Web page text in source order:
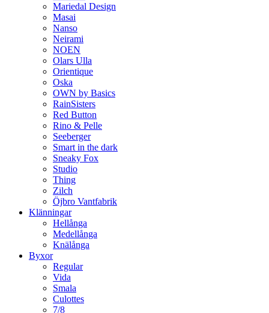
Mariedal Design
Masai
Nanso
Neirami
NOEN
Olars Ulla
Orientique
Oska
OWN by Basics
RainSisters
Red Button
Rino & Pelle
Seeberger
Smart in the dark
Sneaky Fox
Studio
Thing
Zilch
Öjbro Vantfabrik
Klänningar
Hellånga
Medellånga
Knälånga
Byxor
Regular
Vida
Smala
Culottes
7/8